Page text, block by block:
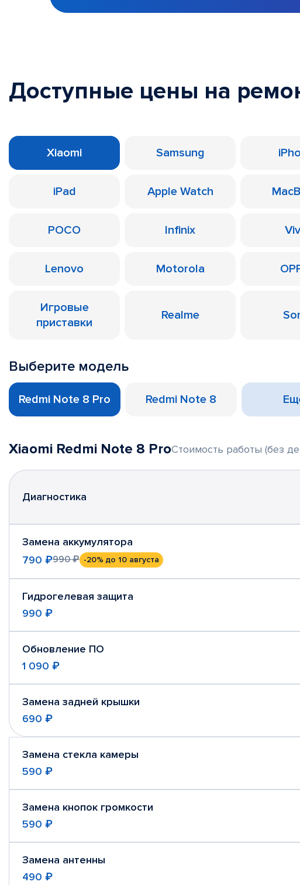
Доступные цены на
Xiaomi Samsung
iPad Apple Watch
POCO Infinix
Lenovo Motorola
Игровые
приставки
Realme
Выберите модель
Redmi Note 8 Pro Redmi Note 8
Xiaomi Redmi Note 8 ProСтоимость работы (без
Диагностика
Замена аккумулятора
790 ₽990 ₽ -20% до 10 августа
Гидрогелевая защита
990 ₽
Обновление ПО
1 090 ₽
Замена задней крышки
690 ₽
Замена стекла камеры
590 ₽
Замена кнопок громкости
590 ₽
Замена антенны
490 ₽